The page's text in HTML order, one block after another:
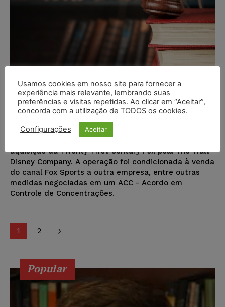
Compra da Fox pela Disney é
aprovada pelo Cade com restrições
Juristas - 28/02/2019
O Cade aprovou ontem (27) com algumas restrições a
aquisição da Twenty-First Century Fox pela The Walt
Disney Company. A operação foi condicionada à venda
do canal Fox Sports a outra empresa, entre outras
medidas negociadas em um ACC - Acordo em
Controle de Concentrações.
1 2
Popular
Usamos cookies em nosso site para fornecer a
experiência mais relevante, lembrando suas
preferências e visitas repetidas. Ao clicar em “Aceitar”,
concorda com a utilização de TODOS os cookies.
Configurações Aceitar